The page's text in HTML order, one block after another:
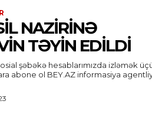
NAZIRINƏ
TƏYIN EDILDI
şəbəkə hesablarımızda izləmək
informasiya agentliyi